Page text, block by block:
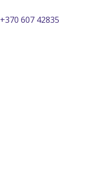
+370 607 42835